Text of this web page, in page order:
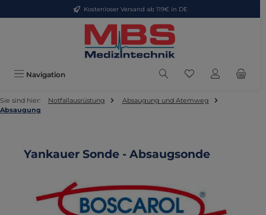
Zum Hauptinhalt springenKostenloser Versand ab 119€ in DE
Navigation Du hast 0
Sie sind hier: Notfallausrüstung
Absaugung und Atemweg
Absaugung
Yankauer Sonde - Absaugsonde